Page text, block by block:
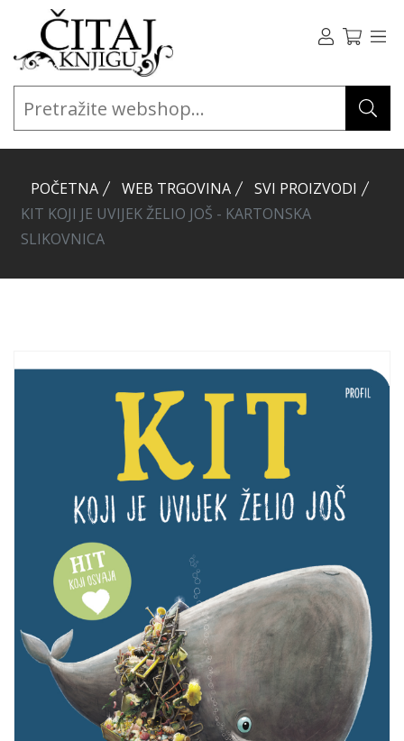
POČETNA WEB TRGOVINA
SVI PROIZVODI
KIT KOJI JE UVIJEK ŽELIO JOŠ - KARTONSKA
SLIKOVNICA